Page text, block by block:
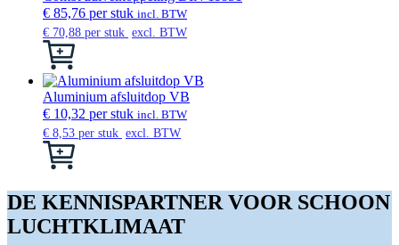
op
de
productpagina
variaties.
Deze
optie
gekozen
worden
op
de
productpagina
€ 85,76 per stuk incl. BTW
€ 70,88 per stuk excl. BTW
Dit
heeft
meerdere
variaties.
Deze
optie
worden
op
de
Aluminium afsluitdop VB
€ 10,32 per stuk incl. BTW
€ 8,53 per stuk excl. BTW
Dit
meerdere
variaties.
Deze
DE KENNISPARTNER VOOR SCHOON
LUCHTKLIMAAT